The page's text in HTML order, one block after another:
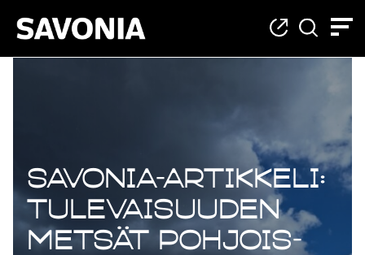
Savonia-artikkeli:
Tulevaisuuden
metsät Pohjois-